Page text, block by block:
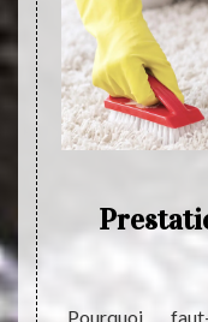
Le
Pourquoi